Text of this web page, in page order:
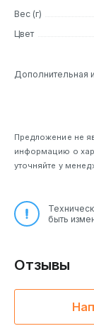
Вес (г)
Цвет
Дополнительная
Предложение не
информацию о
уточняйте у
быть
Отзывы